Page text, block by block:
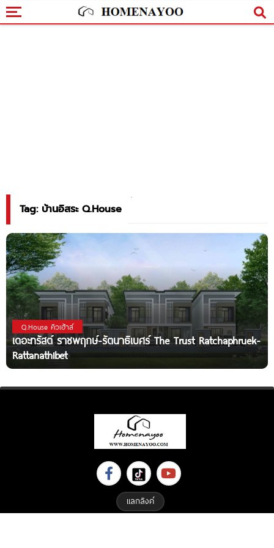
Tag: บ้านอิสระ Q.House
Q.House คิวเฮ้าส์
เดอะทรัสต์ ราชพฤกษ์-รัตนาธิเบศร์ The Trust Ratchaphruek-
Rattanathibet
แลกลิงค์